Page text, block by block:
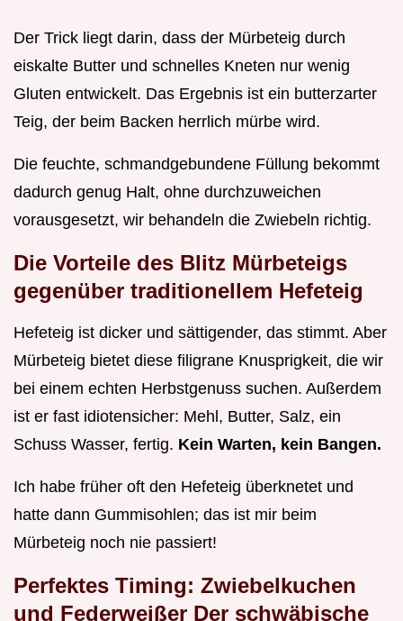
Der Trick liegt darin, dass der Mürbeteig durch
eiskalte Butter und schnelles Kneten nur wenig
Gluten entwickelt. Das Ergebnis ist ein butterzarter
Teig, der beim Backen herrlich mürbe wird.
Die feuchte, schmandgebundene Füllung bekommt
dadurch genug Halt, ohne durchzuweichen
vorausgesetzt, wir behandeln die Zwiebeln richtig.
Die Vorteile des Blitz Mürbeteigs
gegenüber traditionellem Hefeteig
Hefeteig ist dicker und sättigender, das stimmt. Aber
Mürbeteig bietet diese filigrane Knusprigkeit, die wir
bei einem echten Herbstgenuss suchen. Außerdem
ist er fast idiotensicher: Mehl, Butter, Salz, ein
Schuss Wasser, fertig. Kein Warten, kein Bangen.
Ich habe früher oft den Hefeteig überknetet und
hatte dann Gummisohlen; das ist mir beim
Mürbeteig noch nie passiert!
Perfektes Timing: Zwiebelkuchen
und Federweißer Der schwäbische